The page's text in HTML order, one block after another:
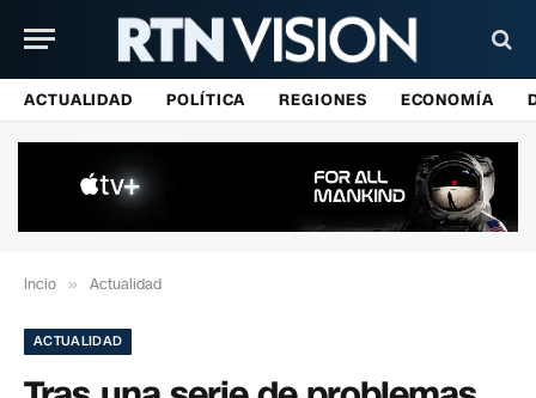
ACTUALIDAD POLÍTICA REGIONES ECONOMÍA
Incio » Actualidad
ACTUALIDAD